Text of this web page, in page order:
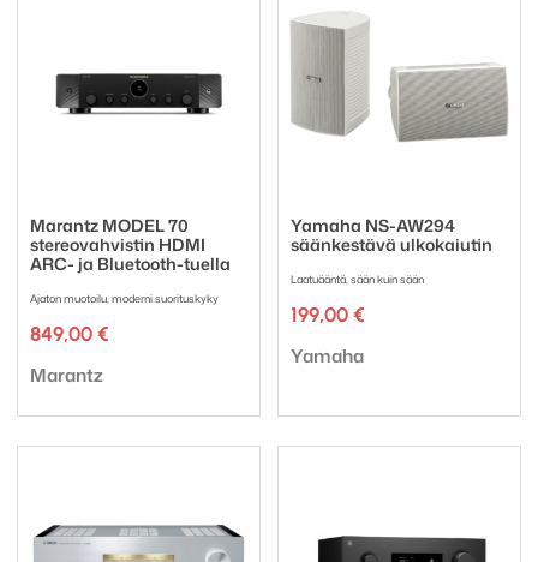
Marantz MODEL 70
stereovahvistin HDMI
ARC- ja Bluetooth-tuella
Ajaton muotoilu, moderni suorituskyky
849,00 €
Tuotemerkki:
Marantz
Yamaha NS-AW294
säänkestävä ulkokaiutin
Laatuääntä, sään kuin sään
199,00 €
Tuotemerkki:
Yamaha